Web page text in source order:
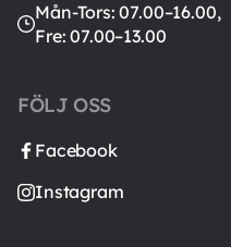
Mån-Tors: 07.00–16.00,
Fre: 07.00–13.00
FÖLJ OSS
Facebook
Instagram